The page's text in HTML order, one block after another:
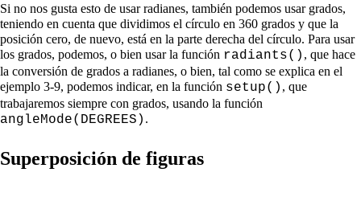
Si no nos gusta esto de usar radianes, también podemos usar grados,
teniendo en cuenta que dividimos el círculo en 360 grados y que la
posición cero, de nuevo, está en la parte derecha del círculo. Para usar
los grados, podemos, o bien usar la función radiants() , que hace
la conversión de grados a radianes, o bien, tal como se explica en el
ejemplo 3-9, podemos indicar, en la función setup() , que
trabajaremos siempre con grados, usando la función
angleMode(DEGREES) .
Superposición de figuras